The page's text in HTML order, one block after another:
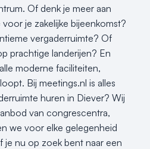
Of denk je meer aan
je zakelijke bijeenkomst?
vergaderruimte? Of
prachtige landerijen? En
moderne faciliteiten,
Bij meetings.nl is alles
huren in Diever? Wij
van congrescentra,
we voor elke gelegenheid
je nu op zoek bent naar een